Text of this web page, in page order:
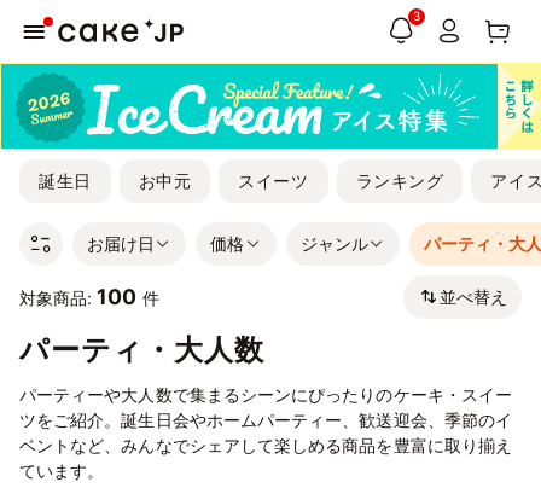
3
誕生日 お中元 スイーツ ランキング アイ
お届け日 価格 ジャンル パーティ・大
対象商品: 100 件 並べ替え
パーティ・大人数
パーティーや大人数で集まるシーンにぴったりのケーキ・スイー
ツをご紹介。誕生日会やホームパーティー、歓送迎会、季節のイ
ベントなど、みんなでシェアして楽しめる商品を豊富に取り揃え
ています。